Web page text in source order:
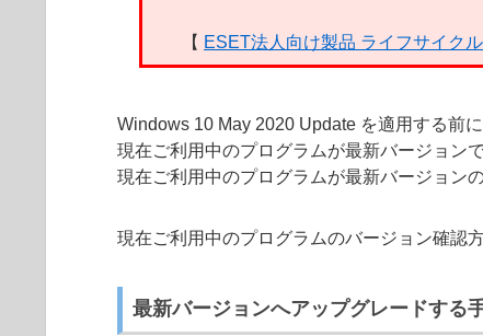
【 ESET法人向け製品 ライフサイク
Windows 10 May 2020 Update を適用する前
現在ご利用中のプログラムが最新バージョン
現在ご利用中のプログラムが最新バージョン
現在ご利用中のプログラムのバージョン確認
最新バージョンへアップグレードする